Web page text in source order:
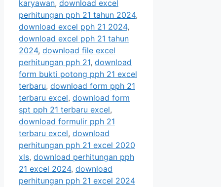
karyawan, download excel
perhitungan pph 21 tahun 2024,
download excel pph 21 2024,
download excel pph 21 tahun
2024, download file excel
perhitungan pph 21, download
form bukti potong pph 21 excel
terbaru, download form pph 21
terbaru excel, download form
spt pph 21 terbaru excel,
download formulir pph 21
terbaru excel, download
perhitungan pph 21 excel 2020
xls, download perhitungan pph
21 excel 2024, download
perhitungan pph 21 excel 2024